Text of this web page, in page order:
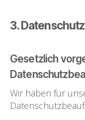
3.
Gesetzlich
Wir haben für